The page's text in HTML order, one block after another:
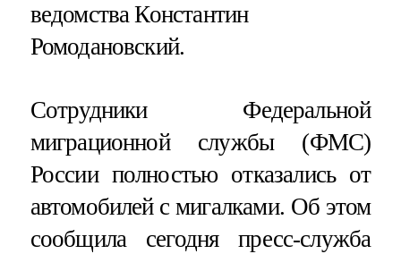
ведомства Константин
Ромодановский.
Сотрудники Федеральной
миграционной службы (ФМС)
России полностью отказались от
автомобилей с мигалками. Об этом
сообщила сегодня пресс-служба